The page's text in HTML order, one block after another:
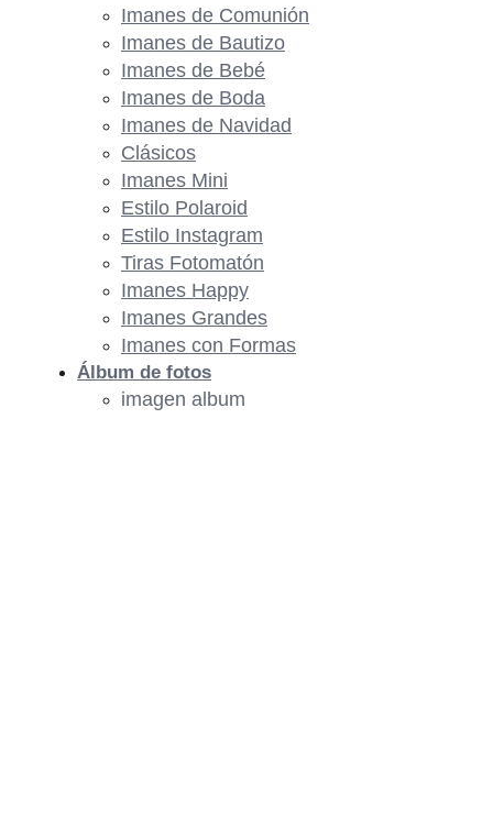
Imanes de Comunión
Imanes de Bautizo
Imanes de Bebé
Imanes de Boda
Imanes de Navidad
Clásicos
Imanes Mini
Estilo Polaroid
Estilo Instagram
Tiras Fotomatón
Imanes Happy
Imanes Grandes
Imanes con Formas
Álbum de fotos
imagen album